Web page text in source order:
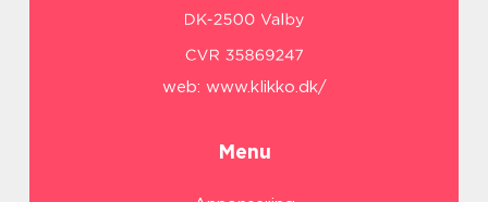
web: www.klikko.dk/
Menu